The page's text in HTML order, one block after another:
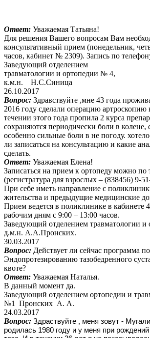
Ответ: Уважаемая Татьяна!
Для решения Вашего вопросам Вам
консультативный прием (понедельник,
часов, кабинет № 2309). Запись по
Заведующий отделением
травматологии и ортопедии № 4,
к.м.н. Н.С.Синица
26.10.2017
Вопрос: Здравствуйте ,мне 43 года
2016 году сделали операцию артроскопию
течении этого года пропила 2 курса
сохраняются периодически боли в колене,
особенно сильные боли в не погоду.
ли записаться на консультацию и какие
сделать.
Ответ: Уважаемая Елена!
Записаться на прием к ортопеду можно по
(регистратура для взрослых – (838456) 9-
При себе иметь направление с
жительства и предыдущие медицинские
Прием ведется в поликлинике в кабинете
рабочим дням с 9:00 – 13:00 часов.
Заведующий отделением травматологии
д.м.н. А.А.Пронских.
30.03.2017
Вопрос: Действует ли сейчас программа по
Эндопротезированию тазобедренного
квоте?
Ответ: Уважаемая Наталья.
В данный момент да.
Заведующий отделением ортопедии и
№1 Пронских А. А.
24.03.2017
Вопрос: Здраствуйте , меня зовут -
родилась 1980 году и у меня при